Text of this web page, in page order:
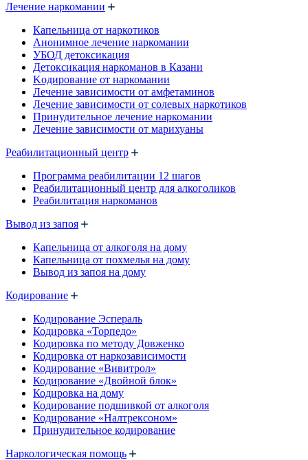
Лечение наркомании
Капельница от наркотиков
Анонимное лечение наркомании
УБОД детоксикация
Детоксикация наркоманов в Казани
Kодирование от наркомании
Лечение зависимости от амфетаминов
Лечение зависимости от солевых наркотиков
Принудительное лечение наркомании
Лечение зависимости от марихуаны
Реабилитационный центр
Программа реабилитации 12 шагов
Реабилитационный центр для алкоголиков
Реабилитация наркоманов
Вывод из запоя
Капельница от алкоголя на дому
Капельница от похмелья на дому
Вывод из запоя на дому
Кодирование
Кодирование Эспераль
Кодировка «Торпедо»
Кодировка по методу Довженко
Кодировка от наркозависимости
Кодирование «Вивитрол»
Кодирование «Двойной блок»
Кодировка на дому
Кодирование подшивкой от алкоголя
Кодирование «Налтрексоном»
Принудительное кодирование
Наркологическая помощь